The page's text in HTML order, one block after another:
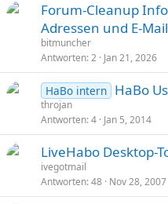
Forum-Cleanup
Adressen und E-
bitmuncher
Antworten 2 Jan 21, 2026
HaBo intern HaBo
throjan
Antworten 4 Jan 5, 2014
LiveHabo Desktop-
ivegotmail
Antworten 48 Nov 28, 2007